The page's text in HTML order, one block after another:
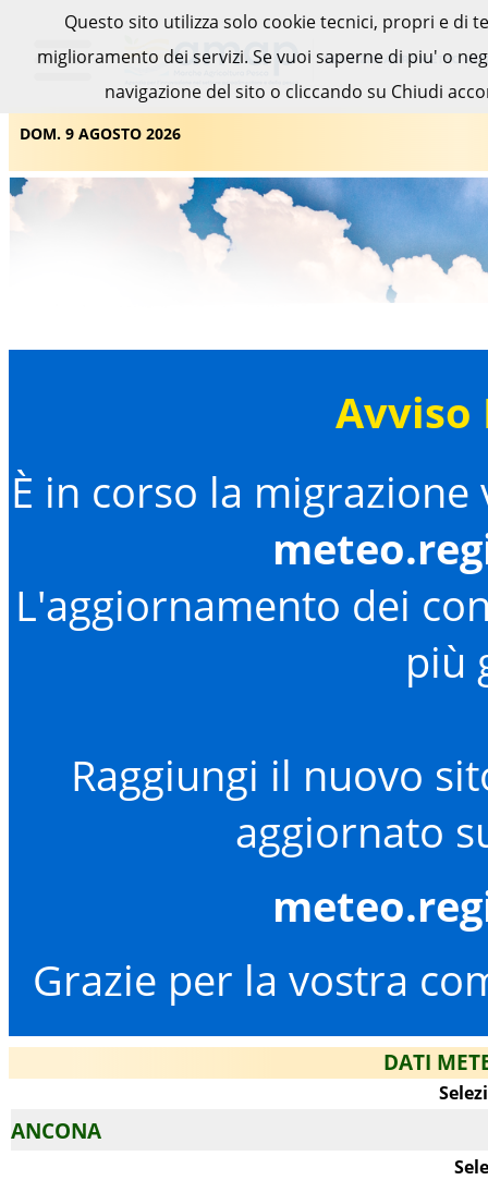
DOM. 9 AGOSTO 2026
È in corso la
L'aggiornamento dei
più
Raggiungi il nuovo
aggiornato
Grazie per la vostra
DATI
Questo sito utilizza solo cookie tecnici, propri e di
miglioramento dei servizi. Se vuoi saperne di piu' o
navigazione del sito o cliccando su Chiudi